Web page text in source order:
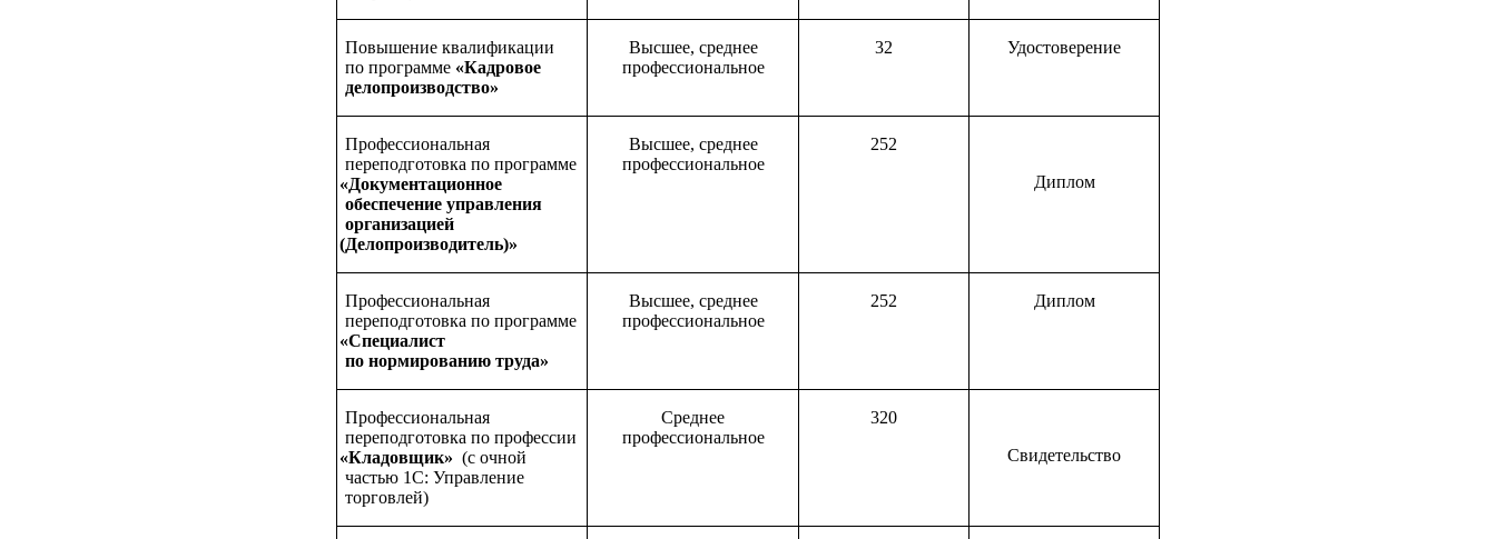
Повышение квалификации
по программе «Кадровое
делопроизводство»
Высшее, среднее
профессиональное
32 Удостоверение
Профессиональная
переподготовка по программе
«Документационное
обеспечение управления
организацией
(Делопроизводитель)»
Высшее, среднее
профессиональное
252
Диплом
Профессиональная
переподготовка по программе
«Специалист
по нормированию труда»
Высшее, среднее
профессиональное
252 Диплом
Профессиональная
переподготовка по профессии
«Кладовщик» (с очной
частью 1С: Управление
торговлей)
Среднее
профессиональное
320
Свидетельство